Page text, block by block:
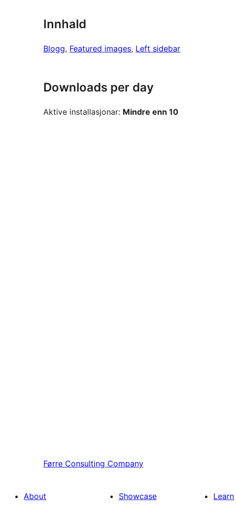
Innhald
Blogg, Featured images, Left sidebar
Downloads per day
Aktive installasjonar: Mindre enn 10
Førre Consulting Company
About
Showcase
Learn